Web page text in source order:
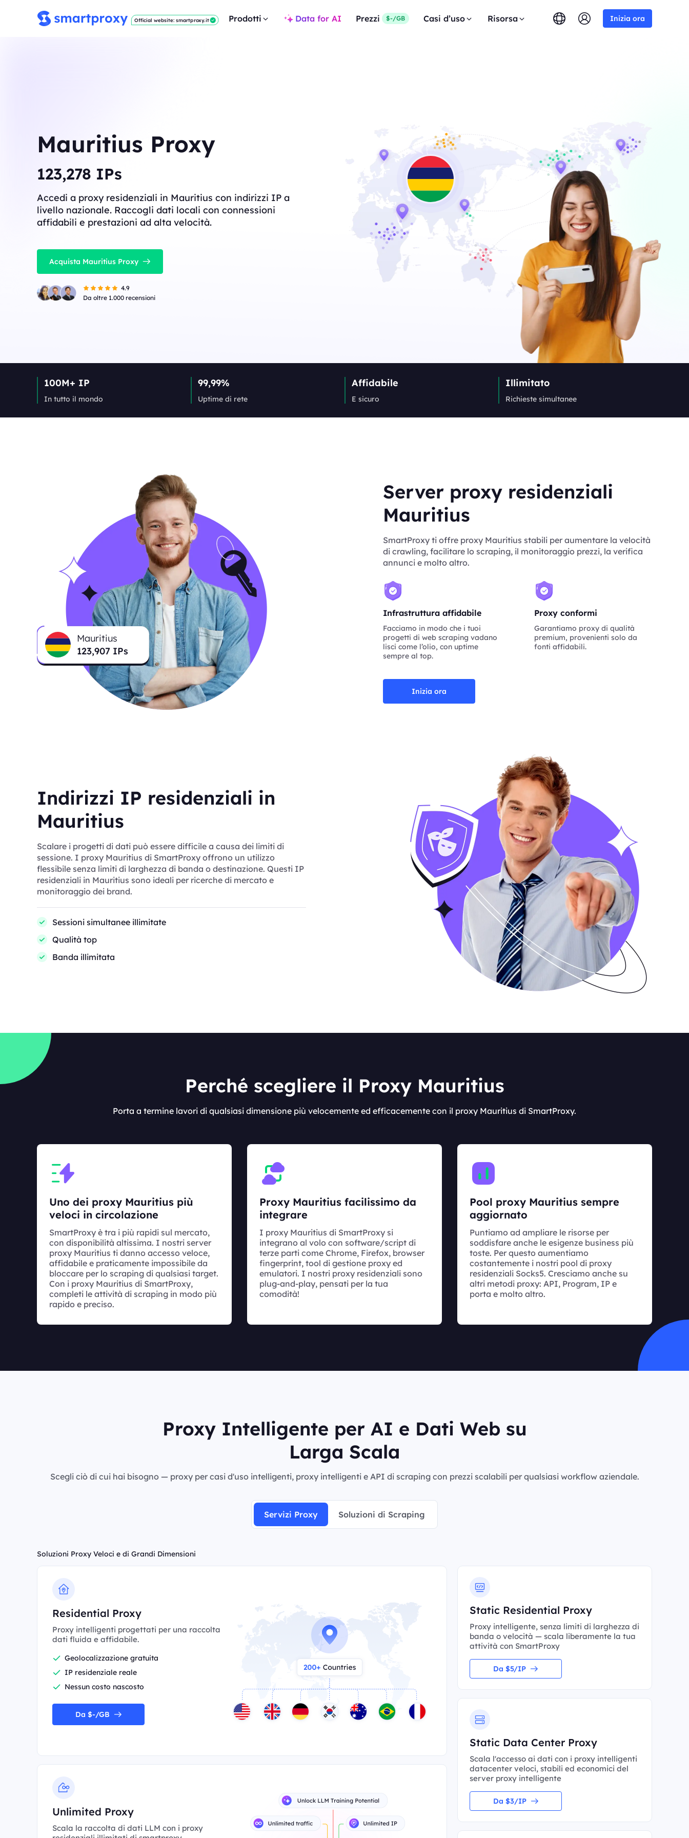
Official website: smartproxy.it Prodotti Data for AI Prezzi $-/GB Casi d’uso Risorsa Inizia ora
Mauritius Proxy
124,454 IPs
Accedi a proxy residenziali in Mauritius con indirizzi IP a
livello nazionale. Raccogli dati locali con connessioni
affidabili e prestazioni ad alta velocità.
Acquista Mauritius Proxy
4.9
Da oltre 1.000 recensioni
100M+ IP
In tutto il mondo
99,99%
Uptime di rete
Affidabile
E sicuro
Illimitato
Richieste simultanee
Mauritius
124,454 IPs
Server proxy residenziali
Mauritius
SmartProxy ti offre proxy Mauritius stabili per aumentare la velocità
di crawling, facilitare lo scraping, il monitoraggio prezzi, la verifica
annunci e molto altro.
Infrastruttura affidabile
Facciamo in modo che i tuoi
progetti di web scraping vadano
lisci come l’olio, con uptime
sempre al top.
Proxy conformi
Garantiamo proxy di qualità
premium, provenienti solo da
fonti affidabili.
Inizia ora
Indirizzi IP residenziali in
Mauritius
Scalare i progetti di dati può essere difficile a causa dei limiti di
sessione. I proxy Mauritius di SmartProxy offrono un utilizzo
flessibile senza limiti di larghezza di banda o destinazione. Questi IP
residenziali in Mauritius sono ideali per ricerche di mercato e
monitoraggio dei brand.
Sessioni simultanee illimitate
Qualità top
Banda illimitata
Perché scegliere il Proxy Mauritius
Porta a termine lavori di qualsiasi dimensione più velocemente ed efficacemente con il proxy Mauritius di SmartProxy.
Uno dei proxy Mauritius più
veloci in circolazione
SmartProxy è tra i più rapidi sul mercato,
con disponibilità altissima. I nostri server
proxy Mauritius ti danno accesso veloce,
affidabile e praticamente impossibile da
bloccare per lo scraping di qualsiasi target.
Con i proxy Mauritius di SmartProxy,
completi le attività di scraping in modo più
rapido e preciso.
Proxy Mauritius facilissimo da
integrare
I proxy Mauritius di SmartProxy si
integrano al volo con software/script di
terze parti come Chrome, Firefox, browser
fingerprint, tool di gestione proxy ed
emulatori. I nostri proxy residenziali sono
plug-and-play, pensati per la tua
comodità!
Pool proxy Mauritius sempre
aggiornato
Puntiamo ad ampliare le risorse per
soddisfare anche le esigenze business più
toste. Per questo aumentiamo
costantemente i nostri pool di proxy
residenziali Socks5. Cresciamo anche su
altri metodi proxy: API, Program, IP e
porta e molto altro.
Proxy Intelligente per AI e Dati Web su
Larga Scala
Scegli ciò di cui hai bisogno — proxy per casi d'uso intelligenti, proxy intelligenti e API di scraping con prezzi scalabili per qualsiasi workflow aziendale.
Servizi Proxy Soluzioni di Scraping
Soluzioni Proxy Veloci e di Grandi Dimensioni
Residential Proxy
Proxy intelligenti progettati per una raccolta
dati fluida e affidabile.
Geolocalizzazione gratuita
IP residenziale reale
Nessun costo nascosto
Da $-/GB
Unlimited Proxy
Scala la raccolta di dati LLM con i proxy
Static Residential Proxy
Proxy intelligente, senza limiti di larghezza di
banda o velocità — scala liberamente la tua
attività con SmartProxy
Da $5/IP
Static Data Center Proxy
Scala l'accesso ai dati con i proxy intelligenti
datacenter veloci, stabili ed economici del
server proxy intelligente
Da $3/IP